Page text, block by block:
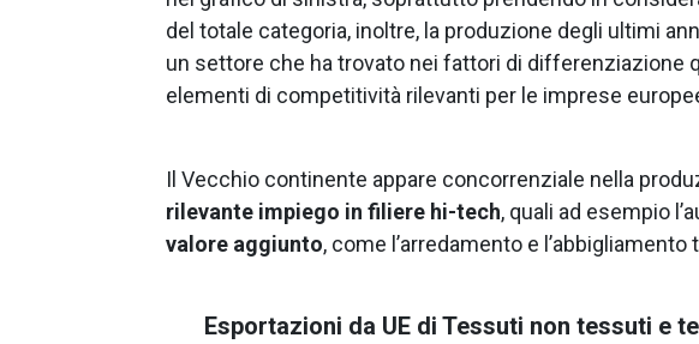
del totale categoria, inoltre, la produzione degli ultimi
un settore che ha trovato nei fattori di differenziazione
elementi di competitività rilevanti per le imprese
Il Vecchio continente appare concorrenziale nella
rilevante impiego in filiere hi-tech, quali ad esempio
valore aggiunto, come l’arredamento e l’abbigliamento
Esportazioni da UE di Tessuti non tessuti e